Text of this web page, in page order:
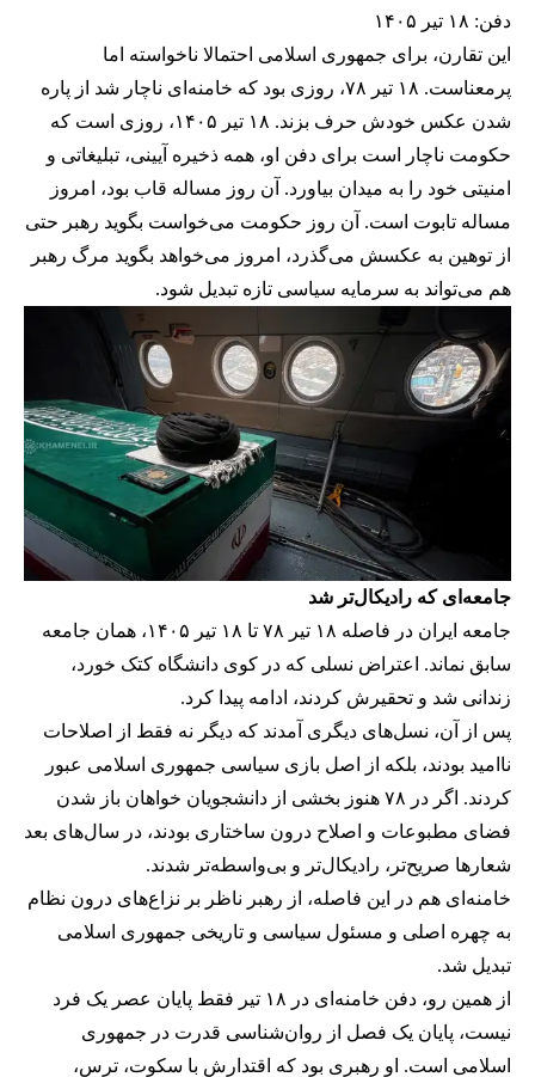
دفن: ۱۸ تیر ۱۴۰۵
این تقارن، برای جمهوری اسلامی احتمالا ناخواسته اما
پر‌معناست. ۱۸ تیر ۷۸، روزی بود که خامنه‌ای ناچار شد از پاره
شدن عکس خودش حرف بزند. ۱۸ تیر ۱۴۰۵، روزی است که
حکومت ناچار است برای دفن او، همه ذخیره آیینی، تبلیغاتی و
امنیتی خود را به میدان بیاورد. آن روز مساله قاب بود، امروز
مساله تابوت است. آن روز حکومت می‌خواست بگوید رهبر حتی
از توهین به عکسش می‌گذرد، امروز می‌خواهد بگوید مرگ رهبر
هم می‌تواند به سرمایه سیاسی تازه تبدیل شود.
جامعه‌ای که رادیکال‌تر شد
جامعه ایران در فاصله ۱۸ تیر ۷۸ تا ۱۸ تیر ۱۴۰۵، همان جامعه
سابق نماند. اعتراض نسلی که در کوی دانشگاه کتک خورد،
زندانی شد و تحقیرش کردند، ادامه پیدا کرد.
پس از آن، نسل‌های دیگری آمدند که دیگر نه فقط از اصلاحات
ناامید بودند، بلکه از اصل بازی سیاسی جمهوری اسلامی عبور
کردند. اگر در ۷۸ هنوز بخشی از دانشجویان خواهان باز شدن
فضای مطبوعات و اصلاح درون ساختاری بودند، در سال‌های بعد
شعارها صریح‌تر، رادیکال‌تر و بی‌واسطه‌تر شدند.
خامنه‌ای هم در این فاصله، از رهبر ناظر بر نزاع‌های درون نظام
به چهره اصلی و مسئول سیاسی و تاریخی جمهوری اسلامی
تبدیل شد.
از همین رو، دفن خامنه‌ای در ۱۸ تیر فقط پایان عصر یک فرد
نیست، پایان یک فصل از روان‌شناسی قدرت در جمهوری
اسلامی است. او رهبری بود که اقتدارش با سکوت، ترس،